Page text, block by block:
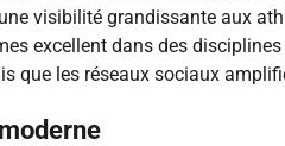
visibilité grandissante aux
excellent dans des
que les réseaux sociaux